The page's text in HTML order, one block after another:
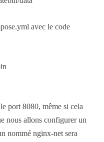
avec le code
port 8080, même si cela
nous allons configurer un
nommé nginx-net sera